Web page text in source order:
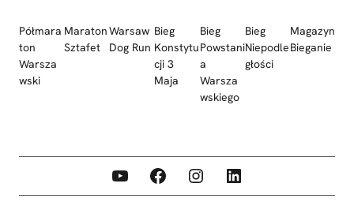
Półmara
ton
Warsza
wski
Maraton
Sztafet
Warsaw
Dog Run
Bieg
Konstytu
cji 3
Maja
Bieg
Powstani
a
Warsza
wskiego
Bieg
Niepodle
głości
Magazyn
Bieganie
YouTube Facebook Instagram LinkedIn